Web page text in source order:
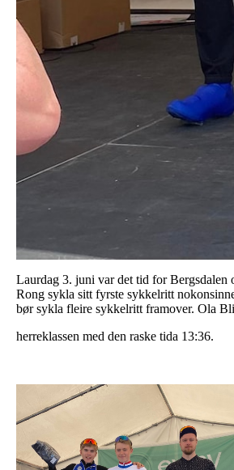
Laurdag 3. juni var det tid for Bergsdalen
Rong sykla sitt fyrste sykkelritt
bør sykla fleire sykkelritt framover. Ola
herreklassen med den raske tida 13:36.